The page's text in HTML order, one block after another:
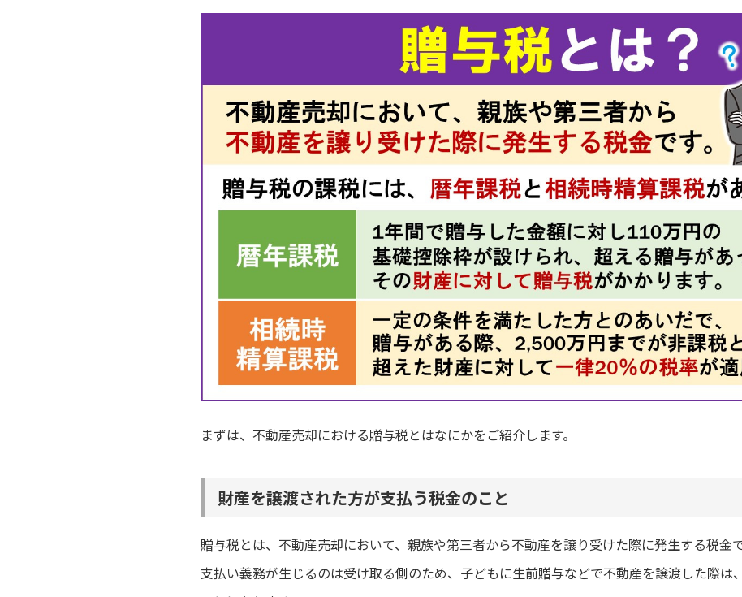
まずは、不動産売却における贈与税とはなにかをご紹介します。
財産を譲渡された方が支払う税金のこと
贈与税とは、不動産売却において、親族や第三者から不動産を譲り受けた際に発生する税金で
支払い義務が生じるのは受け取る側のため、子どもに生前贈与などで不動産を譲渡した際は